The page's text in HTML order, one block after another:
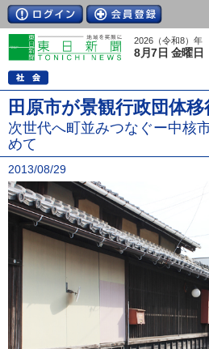
2026（令和8）年
8月7日 金曜日
田原市が景観行政団体移
次世代へ町並みつなぐー中核
めて
2013/08/29